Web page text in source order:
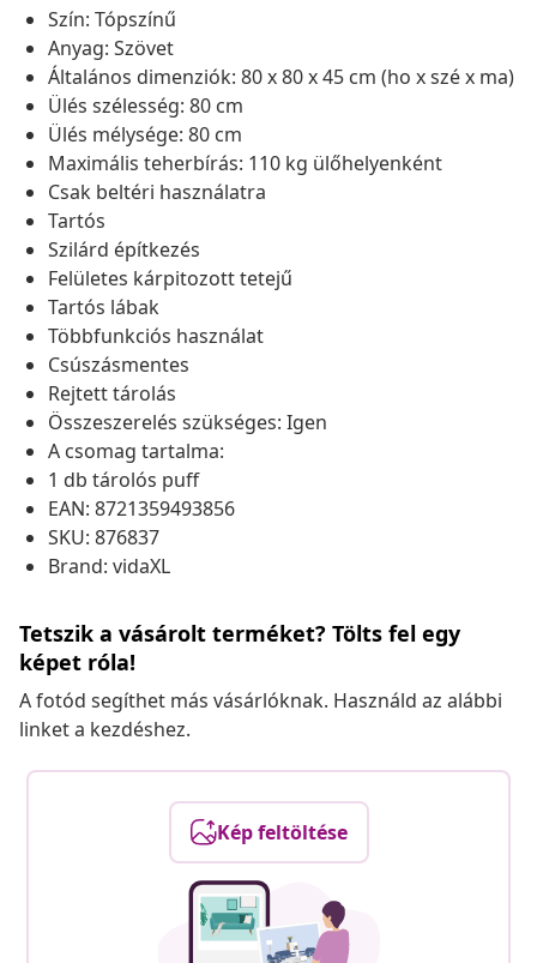
Szín: Tópszínű
Anyag: Szövet
Általános dimenziók: 80 x 80 x 45 cm (ho x szé x ma)
Ülés szélesség: 80 cm
Ülés mélysége: 80 cm
Maximális teherbírás: 110 kg ülőhelyenként
Csak beltéri használatra
Tartós
Szilárd építkezés
Felületes kárpitozott tetejű
Tartós lábak
Többfunkciós használat
Csúszásmentes
Rejtett tárolás
Összeszerelés szükséges: Igen
A csomag tartalma:
1 db tárolós puff
EAN: 8721359493856
SKU: 876837
Brand: vidaXL
Tetszik a vásárolt terméket? Tölts fel egy
képet róla!
A fotód segíthet más vásárlóknak. Használd az alábbi
linket a kezdéshez.
Kép feltöltése